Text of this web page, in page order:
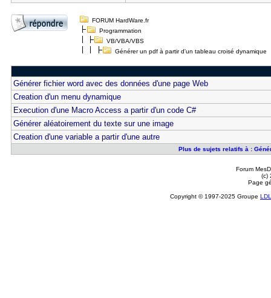
FORUM HardWare.fr
Programmation
VB/VBA/VBS
Générer un pdf à partir d'un tableau croisé dynamique
Générer fichier word avec des données d'une page Web
Creation d'un menu dynamique
Execution d'une Macro Access a partir d'un code C#
Générer aléatoirement du texte sur une image
Creation d'une variable a partir d'une autre
Plus de sujets relatifs à :
Forum
(c)
Page
Copyright © 1997-2025 Groupe